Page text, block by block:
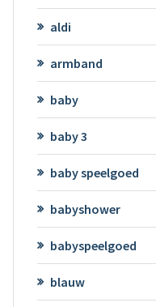
aldi
armband
baby
baby 3
baby speelgoed
babyshower
babyspeelgoed
blauw